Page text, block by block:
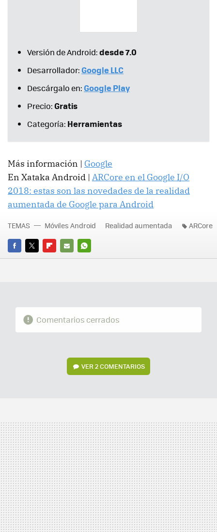
Versión de Android:desde 7.0
Desarrollador: Google LLC
Descárgalo en: Google Play
Precio:Gratis
Categoría: Herramientas
Más información | Google
En Xataka Android | ARCore en el Google I/O
2018: estas son las novedades de la realidad
aumentada de Google para Android
FACEBOOK
TWITTERFLIPBOARD
E-
WHATSAPP
TEMAS Móviles Android Realidad aumentada ARCore
Comentarios cerrados
VER2 COMENTARIOS